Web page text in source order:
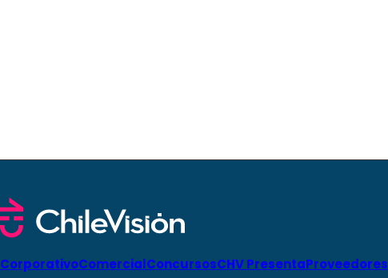
CorporativoComercialConcursosCHV PresentaProveedores